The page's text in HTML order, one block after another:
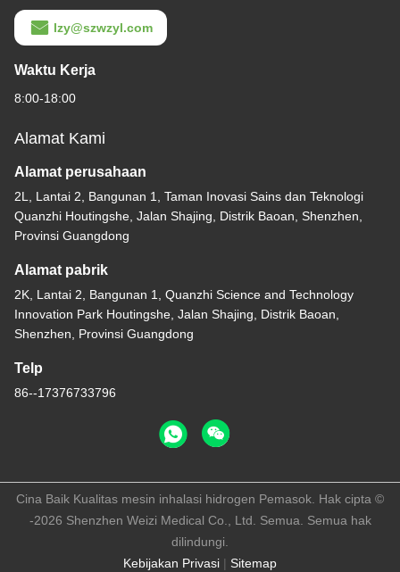
lzy@szwzyl.com
Waktu Kerja
8:00-18:00
Alamat Kami
Alamat perusahaan
2L, Lantai 2, Bangunan 1, Taman Inovasi Sains dan Teknologi
Quanzhi Houtingshe, Jalan Shajing, Distrik Baoan, Shenzhen,
Provinsi Guangdong
Alamat pabrik
2K, Lantai 2, Bangunan 1, Quanzhi Science and Technology
Innovation Park Houtingshe, Jalan Shajing, Distrik Baoan,
Shenzhen, Provinsi Guangdong
Telp
86--17376733796
Kebijakan Privasi | Sitemap
Cina Baik Kualitas mesin inhalasi hidrogen Pemasok. Hak cipta ©
-2026 Shenzhen Weizi Medical Co., Ltd. Semua. Semua hak
dilindungi.